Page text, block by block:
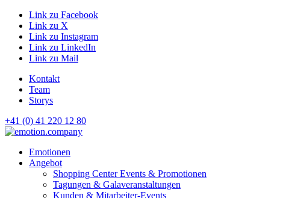
Link zu Facebook
Link zu X
Link zu Instagram
Link zu LinkedIn
Link zu Mail
Kontakt
Team
Storys
+41 (0) 41 220 12 80
Hauptnavigation
Emotionen
Angebot
Shopping Center Events & Promotionen
Tagungen & Galaveranstaltungen
Kunden & Mitarbeiter-Events